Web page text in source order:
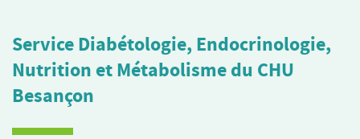
Service Diabétologie, Endocrinologie,
Nutrition et Métabolisme du CHU
Besançon